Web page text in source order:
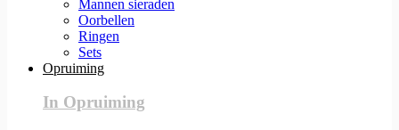
Mannen sieraden
Oorbellen
Ringen
Sets
Opruiming
In Opruiming